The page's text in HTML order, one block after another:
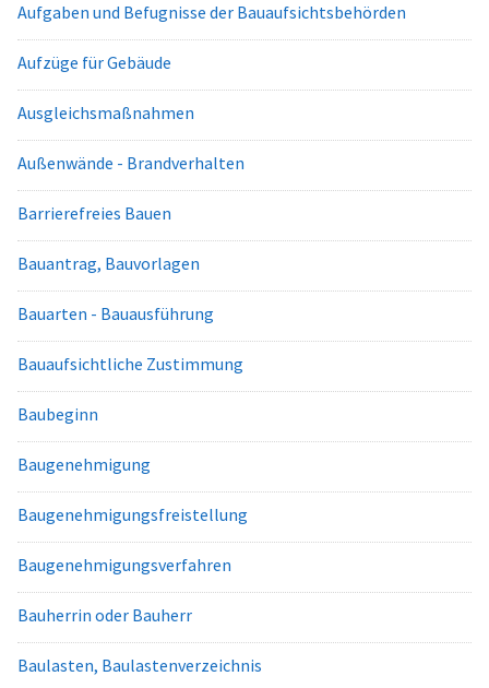
Aufgaben und Befugnisse der Bauaufsichtsbehörden
Aufzüge für Gebäude
Ausgleichsmaßnahmen
Außenwände - Brandverhalten
Barrierefreies Bauen
Bauantrag, Bauvorlagen
Bauarten - Bauausführung
Bauaufsichtliche Zustimmung
Baubeginn
Baugenehmigung
Baugenehmigungsfreistellung
Baugenehmigungsverfahren
Bauherrin oder Bauherr
Baulasten, Baulastenverzeichnis